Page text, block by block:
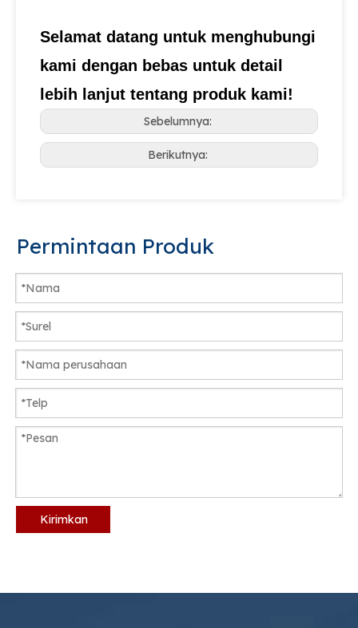
Selamat datang untuk menghubungi
kami dengan bebas untuk detail
lebih lanjut tentang produk kami!
Sebelumnya:
Berikutnya:
Permintaan Produk
Kirimkan